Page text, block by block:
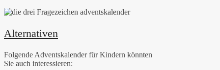
Alternativen
Folgende Adventskalender für Kindern könnten
Sie auch interessieren: